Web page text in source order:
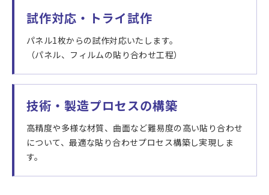
試作対応・トライ試作
パネル1枚からの試作対応いたします。
（パネル、フィルムの貼り合わせ工程）
技術・製造プロセスの構築
高精度や多様な材質、曲面など難易度の高い貼り合わせ
について、最適な貼り合わせプロセス構築し実現しま
す。